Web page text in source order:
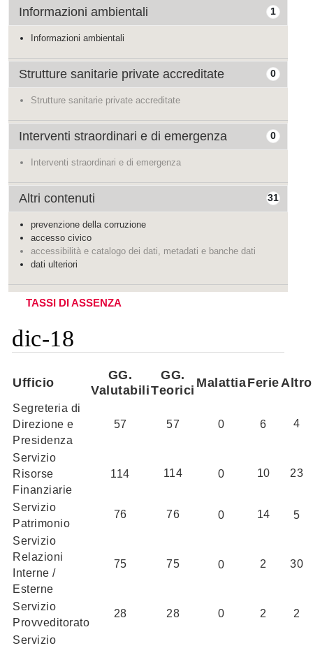
1
Informazioni ambientali
Informazioni ambientali
0
Strutture sanitarie private accreditate
Strutture sanitarie private accreditate
0
Interventi straordinari e di emergenza
Interventi straordinari e di emergenza
31
Altri contenuti
prevenzione della corruzione
accesso civico
accessibilità e catalogo dei dati, metadati e banche dati
dati ulteriori
TASSI DI ASSENZA
dic-18
Ufficio
GG.
Valutabili
GG.
Teorici
MalattiaFerieAltro
Segreteria di
Direzione e
Presidenza
57 57 0 6 4
Servizio
Risorse
Finanziarie
114 114 0 10 23
Servizio
Patrimonio
76 76 0 14 5
Servizio
Relazioni
Interne /
Esterne
75 75 0 2 30
Servizio
Provveditorato
28 28 0 2 2
Servizio